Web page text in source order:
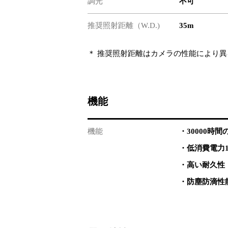
推奨照射距離（W.D.) 35m
＊ 推奨照射距離はカメラの性能により異
機能
機能 ・30000時間
・低消費電力
・高い耐久性
・防塵防滴性